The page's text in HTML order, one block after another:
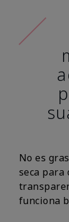
No es
seca
funciona